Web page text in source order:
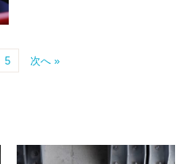
5 次へ »